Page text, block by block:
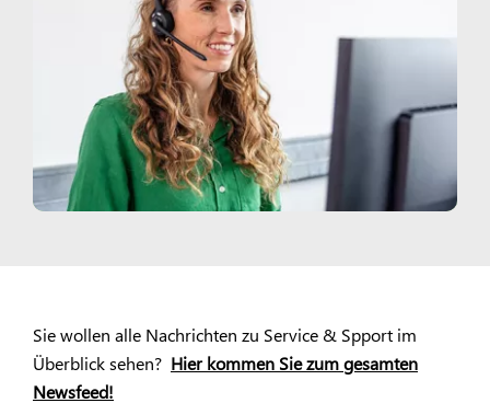
Sie wollen alle Nachrichten zu Service & Spport im
Überblick sehen? Hier kommen Sie zum gesamten
Newsfeed!